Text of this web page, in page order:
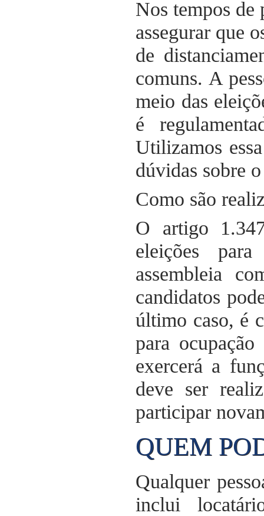
Nos tempos de
assegurar que
de
comuns. A
meio das
é
Utilizamos
dúvidas sobre
Como são
O artigo
eleições
assembleia
candidatos
último caso, é
para
exercerá a
deve ser
participar
QUEM
Qualquer
inclui